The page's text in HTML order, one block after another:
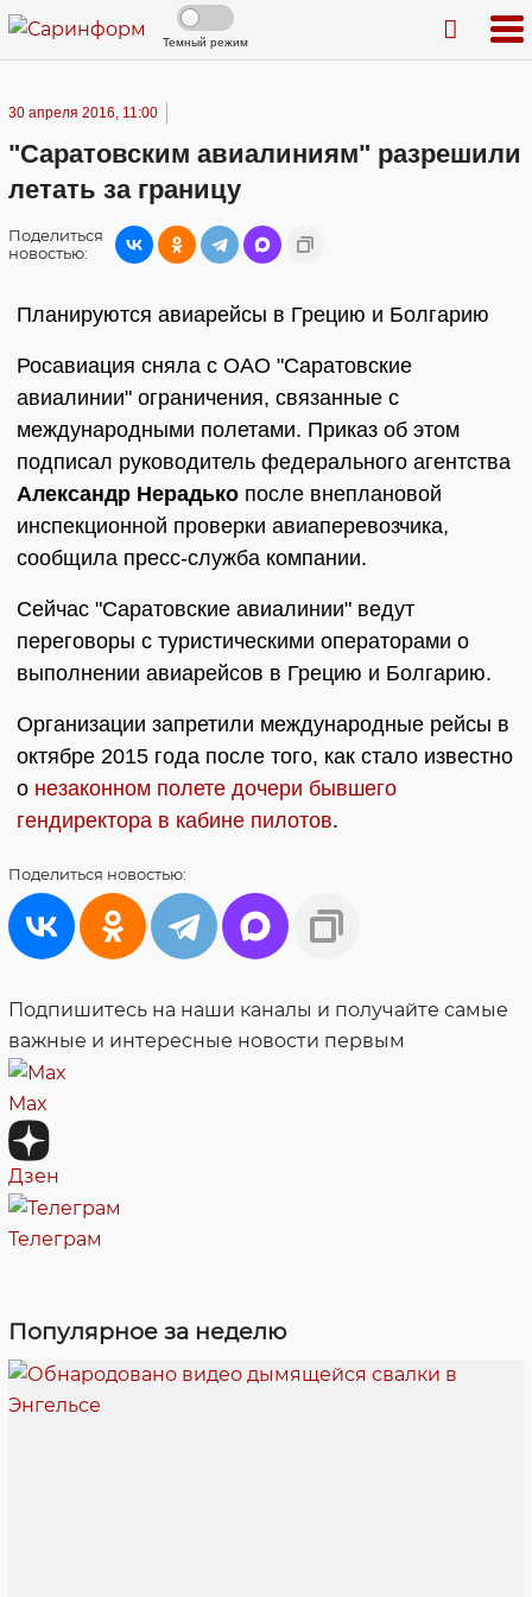
Темный режим
30 апреля 2016, 11:00
"Саратовским авиалиниям" разрешили
летать за границу
Поделиться
новостью:
Планируются авиарейсы в Грецию и Болгарию
Росавиация сняла с ОАО "Саратовские
авиалинии" ограничения, связанные с
международными полетами. Приказ об этом
подписал руководитель федерального агентства
Александр Нерадько после внеплановой
инспекционной проверки авиаперевозчика,
сообщила пресс-служба компании.
Сейчас "Саратовские авиалинии" ведут
переговоры с туристическими операторами о
выполнении авиарейсов в Грецию и Болгарию.
Организации запретили международные рейсы в
октябре 2015 года после того, как стало известно
о незаконном полете дочери бывшего
гендиректора в кабине пилотов.
Поделиться новостью:
Подпишитесь на наши каналы и получайте самые
важные и интересные новости первым
Max
Дзен
Телеграм
Популярное за неделю